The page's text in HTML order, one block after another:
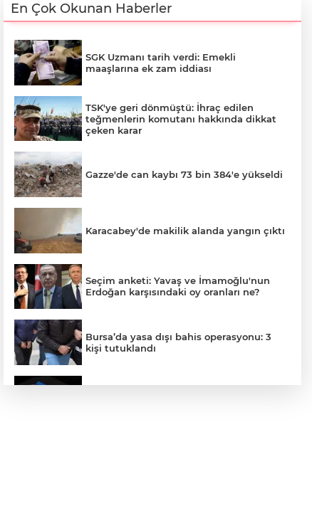
En Çok Okunan Haberler
SGK Uzmanı tarih verdi: Emekli
maaşlarına ek zam iddiası
TSK'ye geri dönmüştü: İhraç edilen
teğmenlerin komutanı hakkında dikkat
çeken karar
Gazze'de can kaybı 73 bin 384'e yükseldi
Karacabey'de makilik alanda yangın çıktı
Seçim anketi: Yavaş ve İmamoğlu'nun
Erdoğan karşısındaki oy oranları ne?
Bursa’da yasa dışı bahis operasyonu: 3
kişi tutuklandı